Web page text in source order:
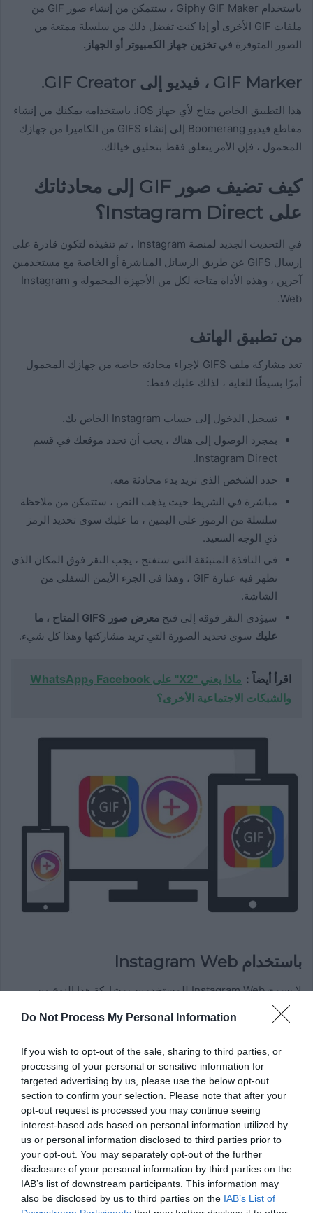
Do Not Process My Personal Information
If you wish to opt-out of the sale, sharing to third parties, or
processing of your personal or sensitive information for
targeted advertising by us, please use the below opt-out
section to confirm your selection. Please note that after your
opt-out request is processed you may continue seeing
interest-based ads based on personal information utilized by
us or personal information disclosed to third parties prior to
your opt-out. You may separately opt-out of the further
disclosure of your personal information by third parties on the
IAB’s list of downstream participants. This information may
also be disclosed by us to third parties on the IAB’s List of
باستخدام Giphy GIF Maker ، ستتمكن من إنشاء صور GIF من
ملفات GIF الأخرى أو إذا كنت تفضل ذلك من سلسلة ممتعة من
الصور المتوفرة في تخزين جهاز الكمبيوتر أو الجهاز.
GIF Marker ، فيديو إلى GIF Creator.
هذا التطبيق الخاص متاح لأي جهاز iOS. باستخدامه يمكنك من إنشاء
مقاطع فيديو Boomerang إلى إنشاء GIFS من الكاميرا من جهازك
المحمول ، فإن الأمر يتعلق فقط بتحليق خيالك.
كيف تضيف صور GIF إلى محادثاتك
على Instagram Direct؟
في التحديث الجديد لمنصة Instagram ، تم تنفيذه لتكون قادرة على
إرسال GIFS عن طريق الرسائل المباشرة أو الخاصة مع مستخدمين
آخرين ، وهذه الأداة متاحة لكل من الأجهزة المحمولة و Instagram
Web.
من تطبيق الهاتف
تعد مشاركة ملف GIFS لإجراء محادثة خاصة من جهازك المحمول
أمرًا بسيطًا للغاية ، لذلك عليك فقط:
تسجيل الدخول إلى حساب Instagram الخاص بك.
بمجرد الوصول إلى هناك ، يجب أن تحدد موقعك في قسم
Instagram Direct.
حدد الشخص الذي تريد بدء محادثة معه.
مباشرة في الشريط حيث يذهب النص ، ستتمكن من ملاحظة
سلسلة من الرموز على اليمين ، ما عليك سوى تحديد الرمز
ذي الوجه السعيد.
في النافذة المنبثقة التي ستفتح ، يجب النقر فوق المكان الذي
تظهر فيه عبارة GIF ، وهذا في الجزء الأيمن السفلي من
الشاشة.
سيؤدي النقر فوقه إلى فتح
معرض صور GIFS المتاح ، ما
عليك سوى تحديد الصورة التي تريد مشاركتها وهذا كل شيء.
اقرأ أيضاً :
ماذا يعني "X2" على Facebook وWhatsApp
والشبكات الاجتماعية الأخرى؟
باستخدام Instagram Web
لا يسمح Instagram Web للمستخدمين بمشاركة هذا النوع من
الرسائل مباشرة . لذلك من الضروري
ثم يجب عليك الانتقال إلى التطبيق والنقر فوق “تحديد ملف”
بتحويله للتو وفويلا.
هناك طريقة أخرى للقيام بذلك وهي نسخ عنوان URL الخاص بـ
GIFS الذي تريد إرساله ونسخه ولصقه في الدردشة وما يتبقى هو أن
الشخص الآخر عند النقر على الرابط سيتم إعادة توجيهه إلى صفحة
حيثيتم إعادة توجيه ملفات
GIFS التي قمت بها للتو سوف
تظهر المرسلة.